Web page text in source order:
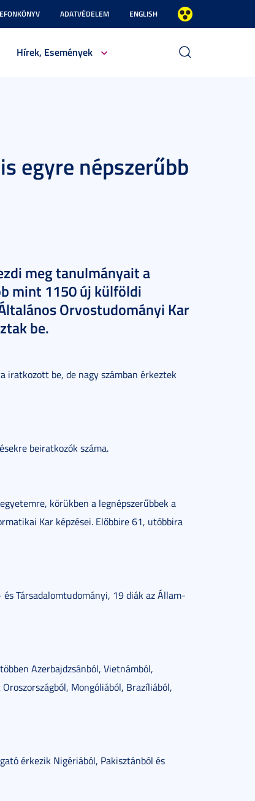
ADATVÉDELEM ENGLISH
Hírek, Események
egyre népszerűbb
meg tanulmányait a
mint 1150 új külföldi
Orvostudományi Kar
be.
iratkozott be, de nagy számban érkeztek
beiratkozók száma.
körükben a legnépszerűbbek a
Kar képzései. Előbbire 61, utóbbira
Társadalomtudományi, 19 diák az Állam-
Azerbajdzsánból, Vietnámból,
Mongóliából, Brazíliából,
érkezik Nigériából, Pakisztánból és